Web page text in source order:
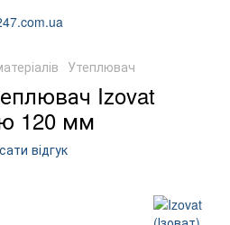
Утеплювач
Izovat
120 мм
відгук